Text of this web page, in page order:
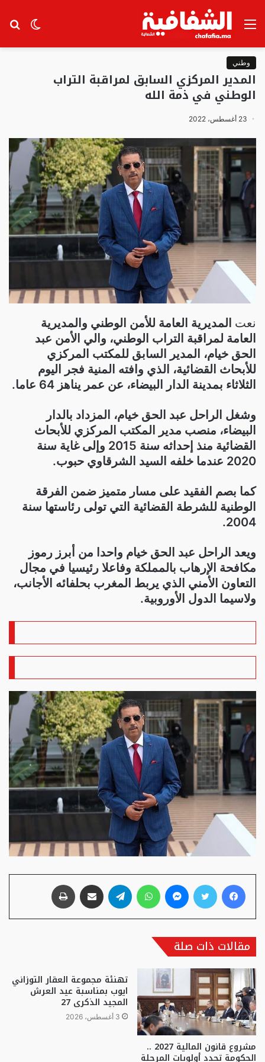
الوضع
القائمة
وطني
المدير المركزي السابق لمراقبة التراب
الوطني في ذمة الله
23 أغسطس، 2022
نعت المديرية العامة للأمن الوطني والمديرية
العامة لمراقبة التراب الوطني، والي الأمن عبد
الحق خيام، المدير السابق للمكتب المركزي
للأبحاث القضائية، الذي وافته المنية فجر اليوم
الثلاثاء بمدينة الدار البيضاء، عن عمر يناهز 64 عاما.
وشغل الراحل عبد الحق خيام، المزداد بالدار
البيضاء، منصب مدير المكتب المركزي للأبحاث
القضائية منذ إحداثه سنة 2015 وإلى غاية سنة
2020 عندما خلفه السيد الشرقاوي حبوب.
كما بصم الفقيد على مسار متميز ضمن الفرقة
الوطنية للشرطة القضائية التي تولى رئاستها سنة
2004.
ويعد الراحل عبد الحق خيام واحدا من أبرز رموز
مكافحة الإرهاب بالمملكة وفاعلا رئيسيا في مجال
التعاون الأمني الذي يربط المغرب بحلفائه الأجانب،
ولاسيما الدول الأوروبية.
فيسبوك تويتر ماسنجر واتساب تيلقرام مشاركة عبر البريد
مقالات ذات صلة
مشروع قانون المالية 2027 ..
الحكومة تحدد أولويات المرحلة
تهنئة مجموعة العقار التوزاني
ايوب بمناسبة عيد العرش
المجيد الذكرى 27
3 أغسطس، 2026